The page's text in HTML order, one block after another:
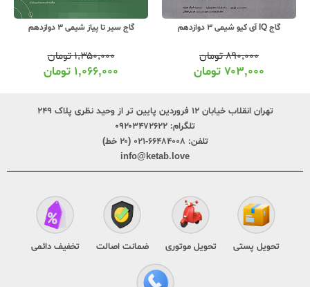
گاج IQ آی کیو شیمی 3 دوازدهم
۸۹۰,۰۰۰تومان
۷۰۳,۰۰۰ تومان
گاج سیر تا پیاز شیمی 3 دوازدهم
۱,۳۵۰,۰۰۰تومان
۱,۰۶۶,۰۰۰ تومان
تهران انقلاب خیابان ۱۲ فروردین پایین تر از وحید نظری پلاک ۲۴۹
تلگرام: ۰۹۲۰۳۴۷۲۶۲۲
تلفن: ۶۶۴۸۴۰۰۸-۰۲۱ (۲۰ خط)
info@ketab.love
تحویل پستی تحویل موتوری ضمانت اصالت تخفیف دائمی